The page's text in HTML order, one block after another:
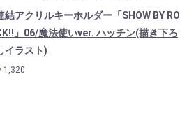
結アクリルキーホルダー「SHOW BY RO
」06/魔法使いver. ハッチン(描き下ろ
イラスト)
1,320